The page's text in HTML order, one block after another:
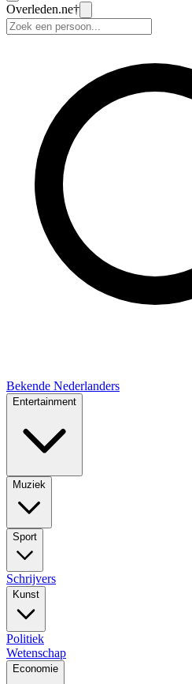
Overleden.ne†
Bekende Nederlanders
Entertainment
Muziek
Sport
Schrijvers
Kunst
Politiek
Wetenschap
Economie